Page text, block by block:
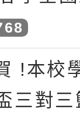
!本校
三對